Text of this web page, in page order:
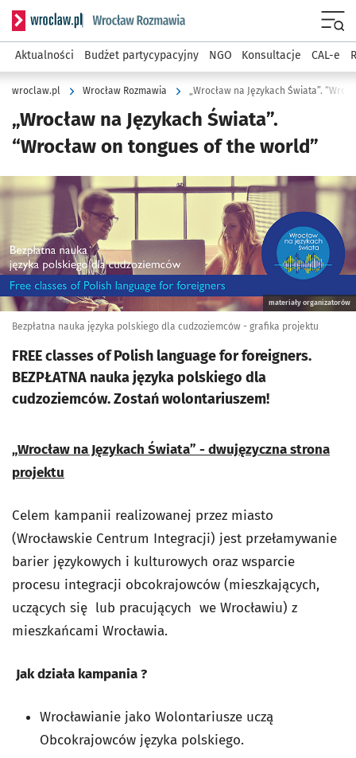
Serwis informacyjny wroclaw.pl podserwis: Rozmawia
Aktualności Budżet partycypacyjny NGO Konsultacje CAL-e
wroclaw.pl Wrocław Rozmawia „Wrocław na Językach Świata”.
„Wrocław na Językach Świata”.
“Wrocław on tongues of the world”
Kliknij, aby powiększyć
materiały organizatorów
Bezpłatna nauka języka polskiego dla cudzoziemców - grafika projektu
FREE classes of Polish language for foreigners.
BEZPŁATNA nauka języka polskiego dla
cudzoziemców. Zostań wolontariuszem!
„Wrocław na Językach Świata” - dwujęzyczna strona
projektu
Celem kampanii realizowanej przez miasto
(Wrocławskie Centrum Integracji) jest przełamywanie
barier językowych i kulturowych oraz wsparcie
procesu integracji obcokrajowców (mieszkających,
uczących się lub pracujących we Wrocławiu) z
mieszkańcami Wrocławia.
Jak działa kampania ?
Wrocławianie jako Wolontariusze uczą
Obcokrajowców języka polskiego.